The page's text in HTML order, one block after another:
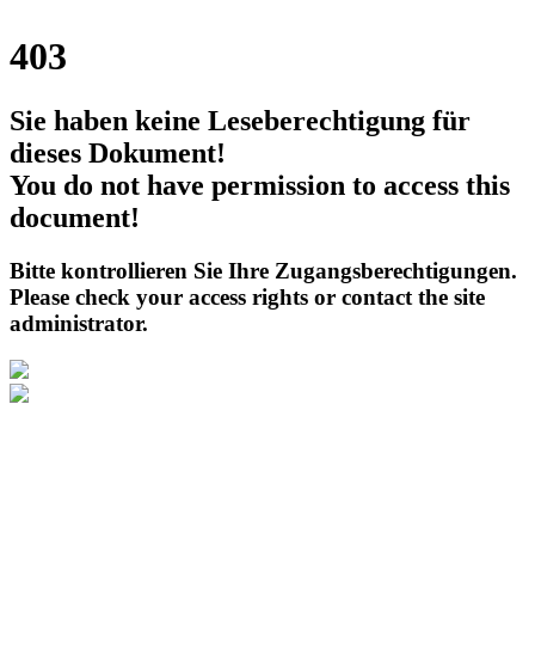
403
Sie haben keine Leseberechtigung für
dieses Dokument!
You do not have permission to access this
document!
Bitte kontrollieren Sie Ihre Zugangsberechtigungen.
Please check your access rights or contact the site
administrator.